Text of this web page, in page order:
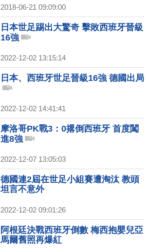
2018-06-21 09:09:00
日本世足踢出大驚奇 擊敗西班牙晉級
16強
2022-12-02 13:15:14
日本、西班牙世足晉級16強 德國出局
2022-12-02 14:41:41
摩洛哥PK戰3：0撂倒西班牙 首度闖
進8強
2022-12-07 13:05:03
德國連2屆在世足小組賽遭淘汰 教頭
坦言不意外
2022-12-02 09:01:26
阿根廷決戰西班牙倒數 梅西抱嬰兒亞
馬爾舊照再爆紅